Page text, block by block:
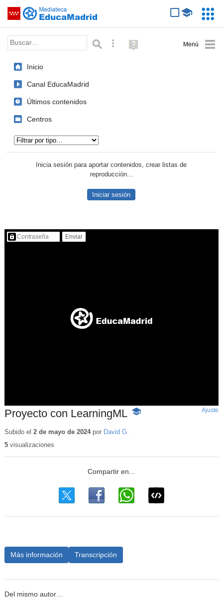
Saltar navegación
Palabra o frase: Búsqueda avanzada
Ayuda
(en
Inicio
Canal EducaMadrid
Últimos contenidos
Centros
Inicia sesión para aportar contenidos, crear listas de
reproducción...
Iniciar sesión
Contenido protegido…
Proyecto con LearningML -
Ajuste
Subido el 2 de mayo de 2024por David G.
5visualizaciones
Más información Transcripción
Del mismo autor…